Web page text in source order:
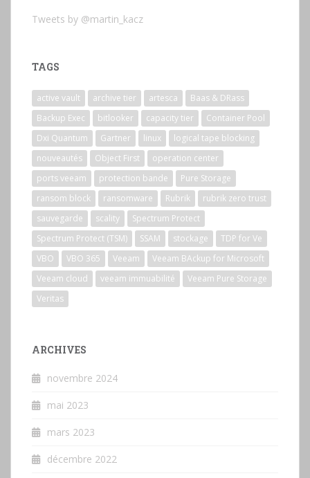
Tweets by @martin_kacz
TAGS
active vault archive tier artesca
Baas & DRass
Backup Exec
bitlooker capacity tier
Container Pool
Dxi Quantum
Gartner linux
logical tape blocking
nouveautés
Object First
operation center
ports veeam
protection bande
Pure Storage
ransom block
ransomware Rubrik
rubrik zero trust
sauvegarde
scality
Spectrum Protect
Spectrum Protect (TSM)
SSAM stockage
TDP for Ve
VBO
VBO 365 Veeam
Veeam BAckup for Microsoft
Veeam cloud
veeam immuabilité
Veeam Pure Storage
Veritas
ARCHIVES
novembre 2024
mai 2023
mars 2023
décembre 2022